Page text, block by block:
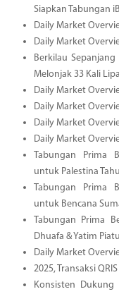
Siapkan Tabungan
Daily Market
Daily Market
Berkilau
Melonjak 33 Kali
Daily Market
Daily Market
Daily Market
Daily Market
Tabungan Prima
untuk Palestina
Tabungan Prima
untuk Bencana
Tabungan Prima
Dhuafa & Yatim
Daily Market
2025, Transaksi
Konsisten